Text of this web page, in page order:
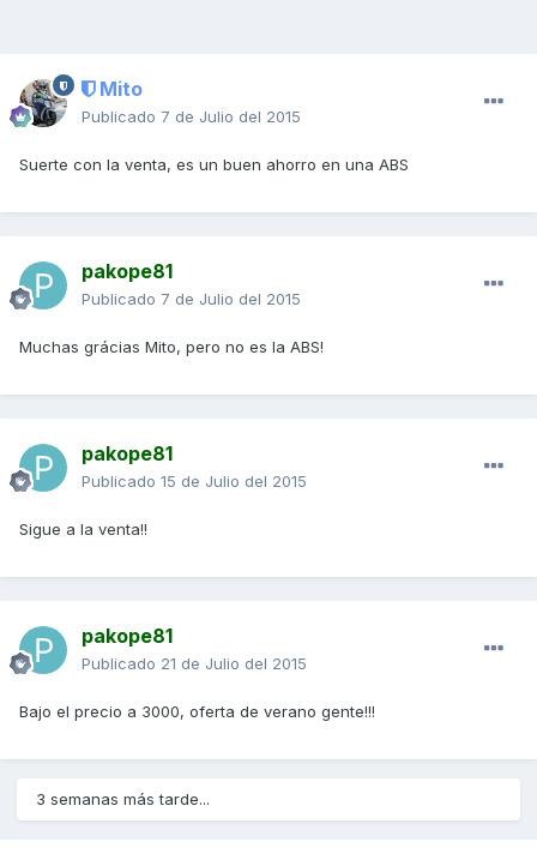
Mito
Publicado 7 de Julio del 2015
Suerte con la venta, es un buen ahorro en una ABS
pakope81
Publicado 7 de Julio del 2015
Muchas grácias Mito, pero no es la ABS!
pakope81
Publicado 15 de Julio del 2015
Sigue a la venta!!
pakope81
Publicado 21 de Julio del 2015
Bajo el precio a 3000, oferta de verano gente!!!
3 semanas más tarde...